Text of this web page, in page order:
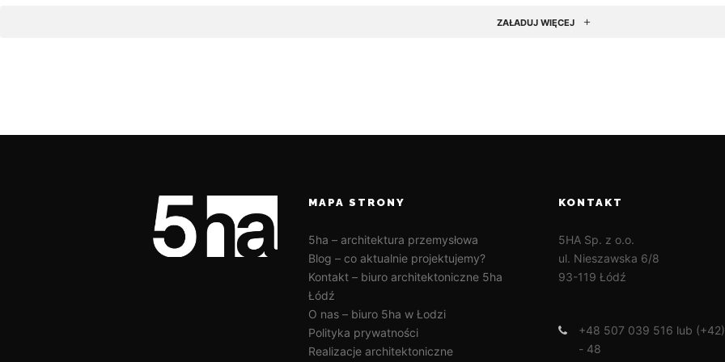
ZAŁADUJ WIĘCEJ
MAPA STRONY
5ha – architektura przemysłowa
Blog – co aktualnie projektujemy?
Kontakt – biuro architektoniczne 5ha
Łódź
O nas – biuro 5ha w Łodzi
Polityka prywatności
Realizacje architektoniczne
KONTAKT
5HA Sp. z o.o.
ul. Nieszawska 6/8
93-119 Łódź
+48 507 039 516 lub
- 48